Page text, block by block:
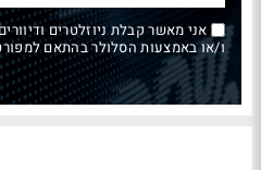
אני מאשר קבלת ניוזלטרים
ו/או באמצעות הסלולר בהתאם למפורט בסעיף 10